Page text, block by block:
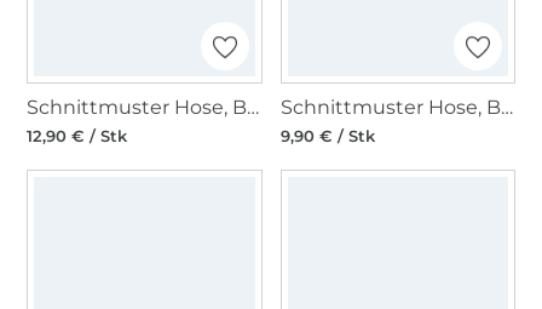
Schnittmuster Hose, Burda 6035
12,90 € / Stk
Schnittmuster Hose, Burda 6008
9,90 € / Stk